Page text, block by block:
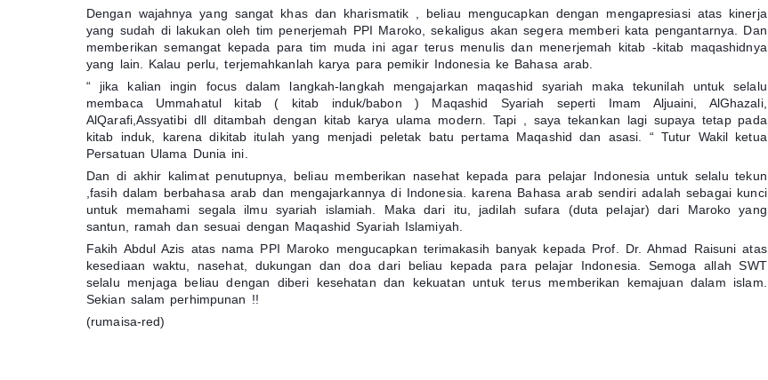
Dengan wajahnya yang sangat khas dan kharismatik , beliau mengucapkan dengan mengapresiasi atas kinerja
yang sudah di lakukan oleh tim penerjemah PPI Maroko, sekaligus akan segera memberi kata pengantarnya. Dan
memberikan semangat kepada para tim muda ini agar terus menulis dan menerjemah kitab -kitab maqashidnya
yang lain. Kalau perlu, terjemahkanlah karya para pemikir Indonesia ke Bahasa arab.
“ jika kalian ingin focus dalam langkah-langkah mengajarkan maqashid syariah maka tekunilah untuk selalu
membaca Ummahatul kitab ( kitab induk/babon ) Maqashid Syariah seperti Imam Aljuaini, AlGhazali,
AlQarafi,Assyatibi dll ditambah dengan kitab karya ulama modern. Tapi , saya tekankan lagi supaya tetap pada
kitab induk, karena dikitab itulah yang menjadi peletak batu pertama Maqashid dan asasi. “ Tutur Wakil ketua
Persatuan Ulama Dunia ini.
Dan di akhir kalimat penutupnya, beliau memberikan nasehat kepada para pelajar Indonesia untuk selalu tekun
,fasih dalam berbahasa arab dan mengajarkannya di Indonesia. karena Bahasa arab sendiri adalah sebagai kunci
untuk memahami segala ilmu syariah islamiah. Maka dari itu, jadilah sufara (duta pelajar) dari Maroko yang
santun, ramah dan sesuai dengan Maqashid Syariah Islamiyah.
Fakih Abdul Azis atas nama PPI Maroko mengucapkan terimakasih banyak kepada Prof. Dr. Ahmad Raisuni atas
kesediaan waktu, nasehat, dukungan dan doa dari beliau kepada para pelajar Indonesia. Semoga allah SWT
selalu menjaga beliau dengan diberi kesehatan dan kekuatan untuk terus memberikan kemajuan dalam islam.
Sekian salam perhimpunan !!
(rumaisa-red)